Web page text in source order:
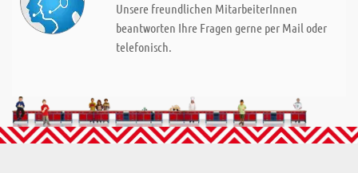
Unsere freundlichen MitarbeiterInnen
beantworten Ihre Fragen gerne per Mail oder
telefonisch.